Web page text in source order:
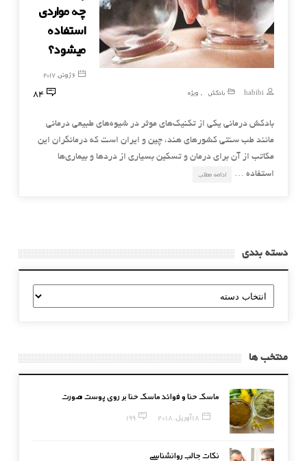
چه مواردی
استفاده
میشود؟
6 ژوئن, 2017
habibi
بادکش , ویژه 84
بادكش‌ درماني يكي از تكنيك‌هاي موثر در شيوه‌هاي طبيعي درماني
مانند طب سنتي كشورهاي هند، چين و ايران است كه درمانگران اين
مكاتب از آن براي درمان و تسكين بسياري از دردها و بيماري‌ها
استفاده …
ادامه مطلب
دسته بندی
دسته
بندی
منتخب ها
ماسک حنا و فوائد ماسک حنا بر روی پوست صورت
18 آوریل, 2018 199
نکات جالب روانشناسی